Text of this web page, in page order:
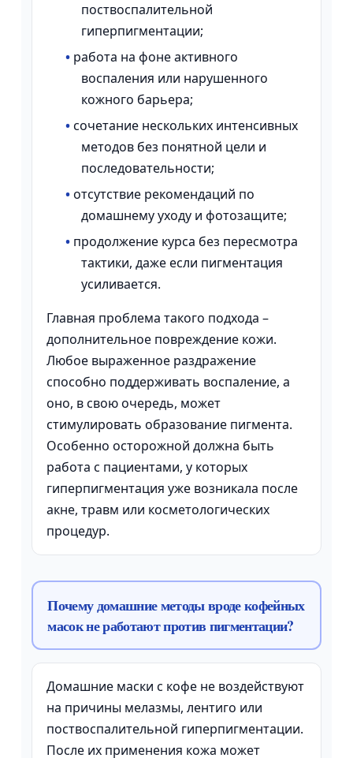
поствоспалительной
гиперпигментации;
• работа на фоне активного
воспаления или нарушенного
кожного барьера;
•сочетание нескольких интенсивных
методов без понятной цели и
последовательности;
•отсутствие рекомендаций по
домашнему уходу и фотозащите;
• продолжение курса без пересмотра
тактики, даже если пигментация
усиливается.
Главная проблема такого подхода –
дополнительное повреждение кожи.
Любое выраженное раздражение
способно поддерживать воспаление, а
оно, в свою очередь, может
стимулировать образование пигмента.
Особенно осторожной должна быть
работа с пациентами, у которых
гиперпигментация уже возникала после
акне, травм или косметологических
процедур.
Почему домашние методы вроде кофейных
масок не работают против пигментации?
Домашние маски с кофе не воздействуют
на причины мелазмы, лентиго или
поствоспалительной гиперпигментации.
После их применения кожа может